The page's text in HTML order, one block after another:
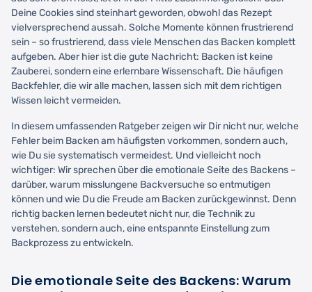
Deine Cookies sind steinhart geworden, obwohl das Rezept
vielversprechend aussah. Solche Momente können frustrierend
sein – so frustrierend, dass viele Menschen das Backen komplett
aufgeben. Aber hier ist die gute Nachricht: Backen ist keine
Zauberei, sondern eine erlernbare Wissenschaft. Die häufigen
Backfehler, die wir alle machen, lassen sich mit dem richtigen
Wissen leicht vermeiden.
In diesem umfassenden Ratgeber zeigen wir Dir nicht nur, welche
Fehler beim Backen am häufigsten vorkommen, sondern auch,
wie Du sie systematisch vermeidest. Und vielleicht noch
wichtiger: Wir sprechen über die emotionale Seite des Backens –
darüber, warum misslungene Backversuche so entmutigen
können und wie Du die Freude am Backen zurückgewinnst. Denn
richtig backen lernen bedeutet nicht nur, die Technik zu
verstehen, sondern auch, eine entspannte Einstellung zum
Backprozess zu entwickeln.
Die emotionale Seite des Backens: Warum